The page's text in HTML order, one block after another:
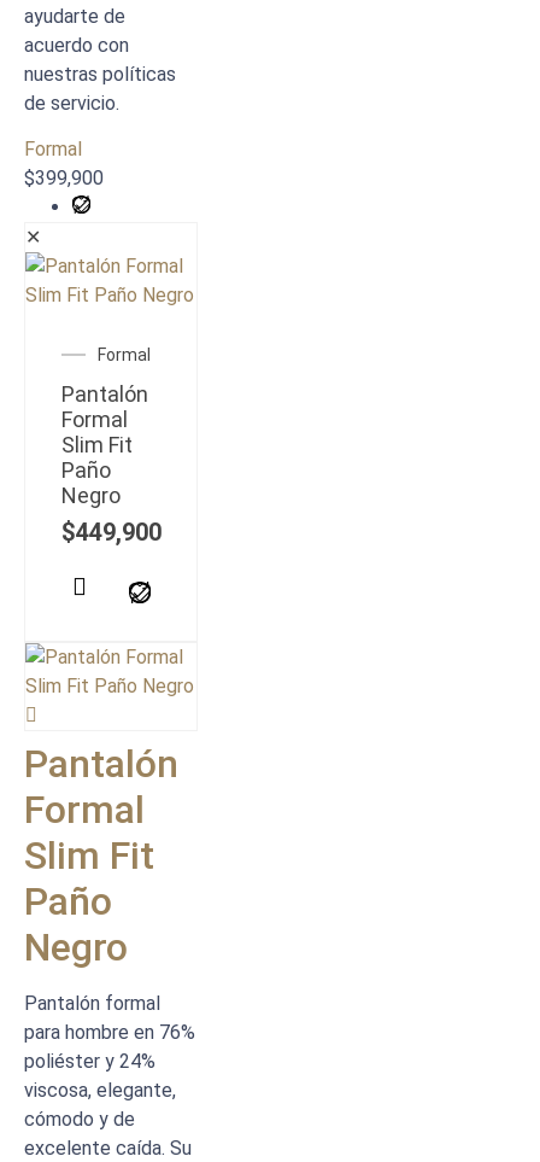
ayudarte de
acuerdo con
nuestras políticas
de servicio.
Formal
$399,900
✕
Formal
Pantalón
Formal
Slim Fit
Paño
Negro
$449,900
Pantalón
Formal
Slim Fit
Paño
Negro
Pantalón formal
para hombre en 76%
poliéster y 24%
viscosa, elegante,
cómodo y de
excelente caída. Su